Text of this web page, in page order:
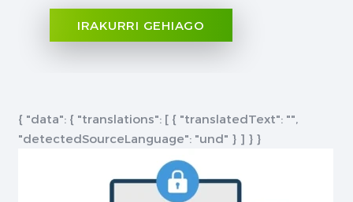
IRAKURRI GEHIAGO
{ "data": { "translations": [ { "translatedText": "",
"detectedSourceLanguage": "und" } ] } }